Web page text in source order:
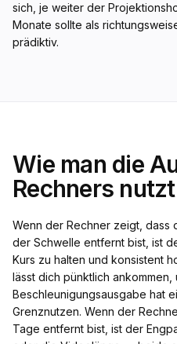
sich, je weiter der
Monate sollte als
prädiktiv.
Wie man die
Rechners nutzt
Wenn der Rechner zeigt, dass
der Schwelle entfernt bist, ist
Kurs zu halten und konsistent
lässt dich pünktlich ankommen,
Beschleunigungsausgabe hat
Grenznutzen. Wenn der
Tage entfernt bist, ist der